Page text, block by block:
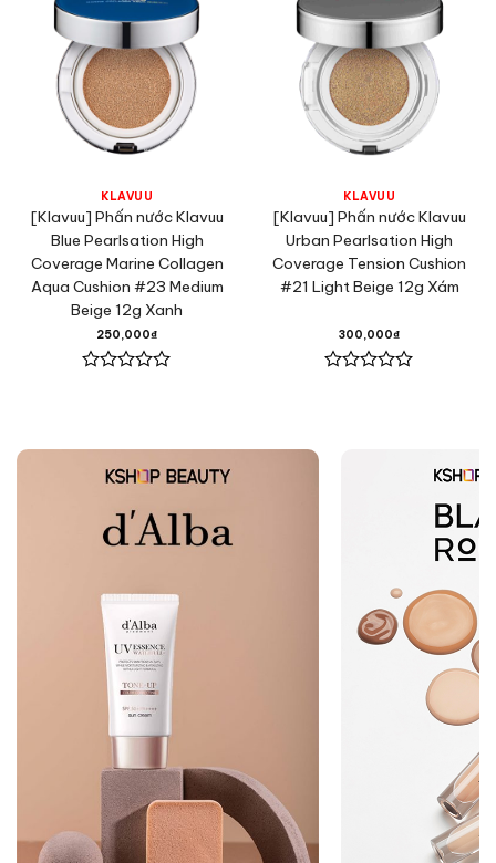
KLAVUU
[Klavuu] Phấn nước Klavuu
Blue Pearlsation High
Coverage Marine Collagen
Aqua Cushion #23 Medium
Beige 12g Xanh
250,000₫
sao
KLAVUU
[Klavuu] Phấn nước Klavuu
Urban Pearlsation High
Coverage Tension Cushion
#21 Light Beige 12g Xám
300,000₫